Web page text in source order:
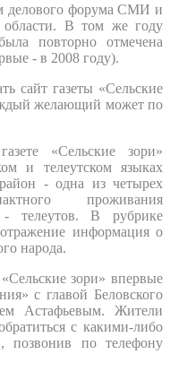
делового форума СМИ и
области. В том же году
повторно отмечена
- в 2008 году).
сайт газеты «Сельские
желающий может по
«Сельские зори»
и телеутском языках
- одна из четырех
проживания
- телеутов. В рубрике
информация о
народа.
зори» впервые
с главой Беловского
Астафьевым. Жители
с какими-либо
позвонив по телефону